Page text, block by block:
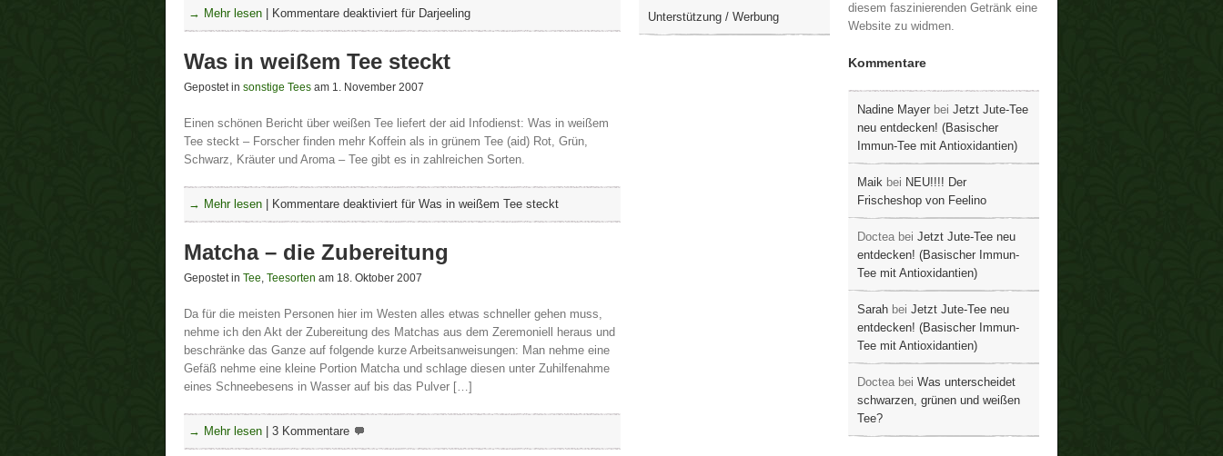
→ Mehr lesen Kommentare deaktiviert für Darjeeling
Was in weißem Tee steckt
Gepostet in sonstige Tees am 1. November 2007
Einen schönen Bericht über weißen Tee liefert der aid Infodienst: Was in weißem
Tee steckt – Forscher finden mehr Koffein als in grünem Tee (aid) Rot, Grün,
Schwarz, Kräuter und Aroma – Tee gibt es in zahlreichen Sorten.
→ Mehr lesen Kommentare deaktiviert für Was in weißem Tee steckt
Matcha – die Zubereitung
Gepostet in Tee, Teesorten am 18. Oktober 2007
Da für die meisten Personen hier im Westen alles etwas schneller gehen muss,
nehme ich den Akt der Zubereitung des Matchas aus dem Zeremoniell heraus und
beschränke das Ganze auf folgende kurze Arbeitsanweisungen: Man nehme eine
Gefäß nehme eine kleine Portion Matcha und schlage diesen unter Zuhilfenahme
eines Schneebesens in Wasser auf bis das Pulver […]
→ Mehr lesen 3 Kommentare
Unterstützung / Werbung
diesem faszinierenden Getränk eine
Website zu widmen.
Kommentare
Nadine Mayer bei Jetzt Jute-Tee
neu entdecken! (Basischer
Immun-Tee mit Antioxidantien)
Maik bei NEU!!!! Der
Frischeshop von Feelino
Doctea bei Jetzt Jute-Tee neu
entdecken! (Basischer Immun-
Tee mit Antioxidantien)
Sarah bei Jetzt Jute-Tee neu
entdecken! (Basischer Immun-
Tee mit Antioxidantien)
Doctea bei Was unterscheidet
schwarzen, grünen und weißen
Tee?